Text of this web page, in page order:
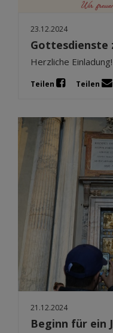
23.12.2024
Gottesdienste
Herzliche Einladung!
Teilen Teilen
21.12.2024
Beginn für ein